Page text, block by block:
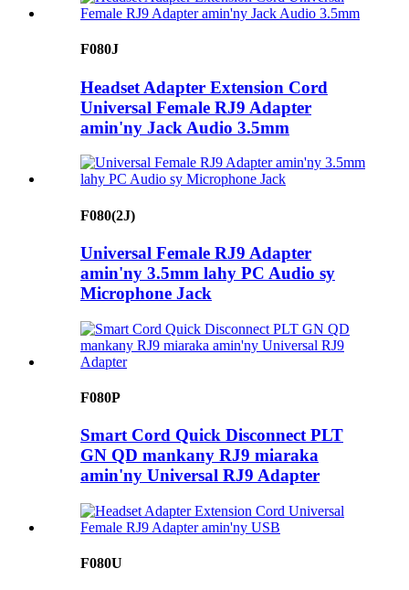
F080J
Headset Adapter Extension Cord
Universal Female RJ9 Adapter
amin'ny Jack Audio 3.5mm
F080(2J)
Universal Female RJ9 Adapter
amin'ny 3.5mm lahy PC Audio sy
Microphone Jack
F080P
Smart Cord Quick Disconnect PLT
GN QD mankany RJ9 miaraka
amin'ny Universal RJ9 Adapter
F080U